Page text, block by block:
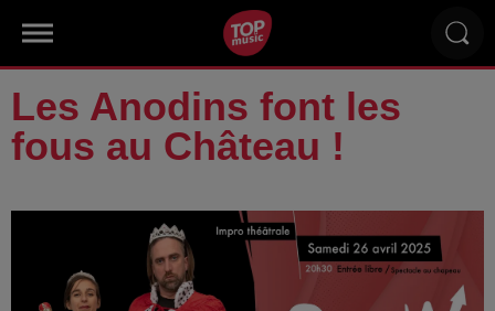
Les Anodins font les
fous au Château !